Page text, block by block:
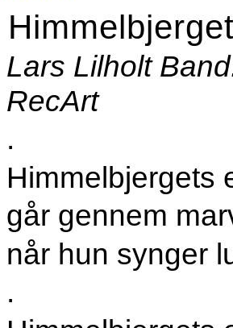
Lars Lilholt
RecArt
.
Himmelbjergets
går gennem
når hun synger
.